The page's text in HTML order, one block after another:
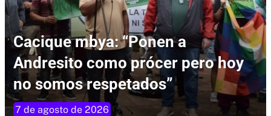
Cacique mbya: “Ponen a
Andresito como prócer pero hoy
no somos respetados”
7 de agosto de 2026